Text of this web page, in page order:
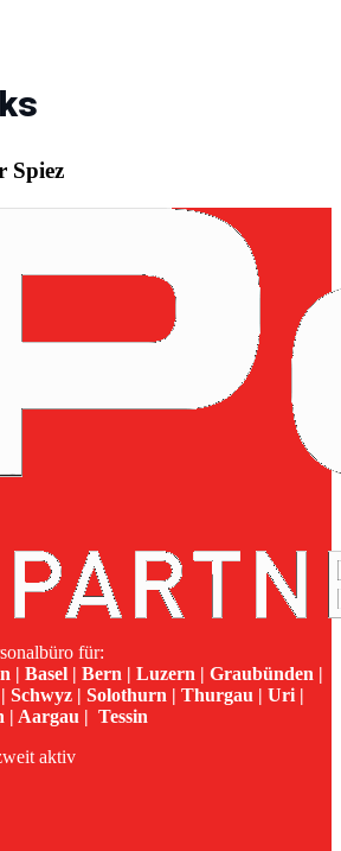
Spiez
für:
| Basel | Bern | Luzern | Graubünden |
Schwyz | Solothurn | Thurgau | Uri |
| Aargau | Tessin
aktiv